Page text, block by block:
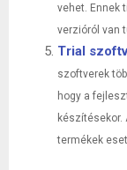
vehet. Ennek
verzióról van
Trial
szoftverek
hogy a
készítésekor.
termékek